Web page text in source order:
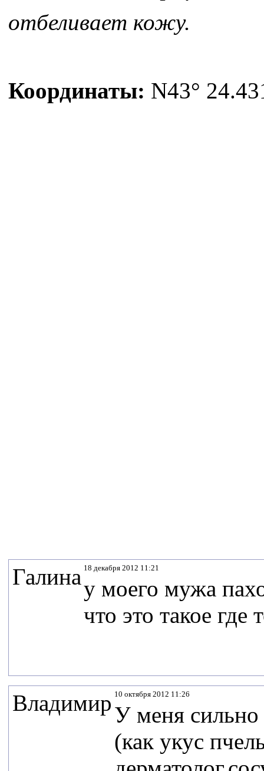
отбеливает кожу.
Координаты: N43°
Галина 18 декабря 2012 11:21
у моего мужа
что это такое где
Владимир 10 октября 2012 11:26
У меня сильно
(как укус